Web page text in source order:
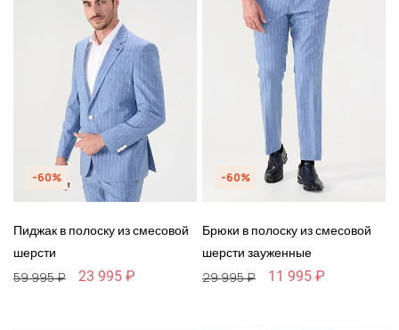
-60%
Пиджак в полоску из смесовой
шерсти
59 995 ₽ 23 995 ₽
-60%
Брюки в полоску из смесовой
шерсти зауженные
29 995 ₽ 11 995 ₽